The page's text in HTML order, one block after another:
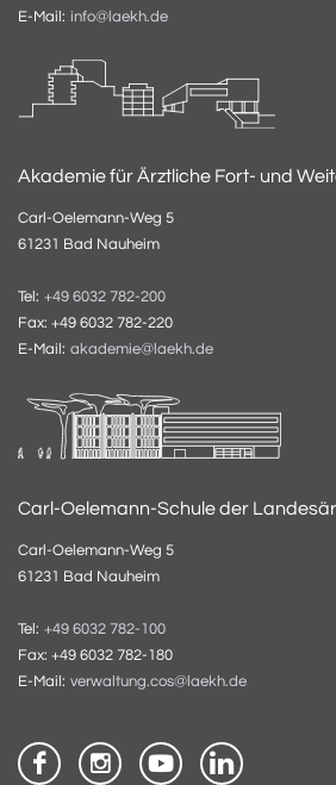
E-Mail: info@laekh.de
Akademie für Ärztliche Fort- und
Carl-Oelemann-Weg 5
61231 Bad Nauheim
Tel: +49 6032 782-200
Fax: +49 6032 782-220
E-Mail: akademie@laekh.de
Carl-Oelemann-Schule der
Carl-Oelemann-Weg 5
61231 Bad Nauheim
Tel: +49 6032 782-100
Fax: +49 6032 782-180
E-Mail: verwaltung.cos@laekh.de